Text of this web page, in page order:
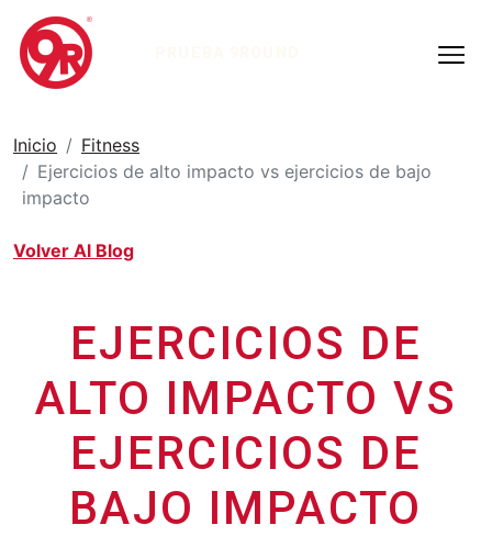
Inicio
Fitness
Ejercicios de alto impacto vs ejercicios de bajo
impacto
Volver Al Blog
EJERCICIOS DE
ALTO IMPACTO VS
EJERCICIOS DE
BAJO IMPACTO